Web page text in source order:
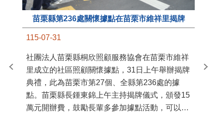
苗栗縣第236處關懷據點在苗栗市維祥里揭牌
115-07-31
社團法人苗栗縣桐欣照顧服務協會在苗栗市維祥
里成立的社區照顧關懷據點，31日上午舉辦揭牌
典禮，此為苗栗市第27個、全縣第236處的據
點。苗栗縣長鍾東錦上午主持揭牌儀式，頒發15
萬元開辦費，鼓勵長輩多參加據點活動，可以更
苗